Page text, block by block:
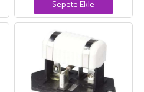
Sepete Ekle